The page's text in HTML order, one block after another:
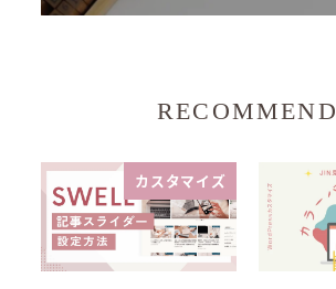
RECOMMEND
カスタマイズ